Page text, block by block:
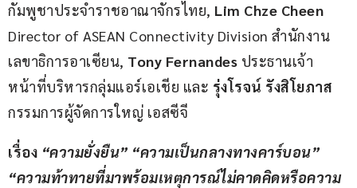
กัมพูชาประจำราชอาณาจักรไทย, Lim Chze Cheen
Director of ASEAN Connectivity Division สำนักงาน
เลขาธิการอาเซียน, Tony Fernandes ประธานเจ้า
หน้าที่บริหารกลุ่มแอร์เอเชีย และ รุ่งโรจน์ รังสิโยภาส
กรรมการผู้จัดการใหญ่ เอสซีจี
เรื่อง “ความยั่งยืน” “ความเป็นกลางทางคาร์บอน”
“ความท้าทายที่มาพร้อมเหตุการณ์ไม่คาดคิดหรือความ